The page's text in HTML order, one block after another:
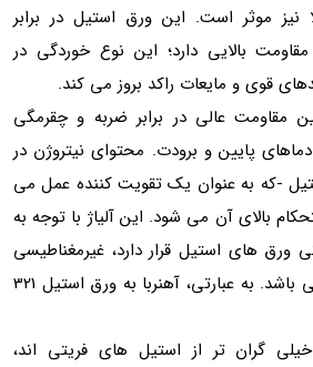
نیز موثر است. این ورق استیل در برابر
بالایی دارد؛ این نوع خوردگی در
قوی و مایعات راکد بروز می کند.
321 همچنین مقاومت عالی در برابر ضربه و چقرمگی
پایین و برودت. محتوای نیتروژن در
-که به عنوان یک تقویت کننده عمل می
بالای آن می شود. این آلیاژ با توجه به
ورق های استیل قرار دارد، غیرمغناطیسی
است و اصطلاحاً نگیر می باشد. به عبارتی، آهنربا به ورق استیل 321
گران تر از استیل های فریتی اند،